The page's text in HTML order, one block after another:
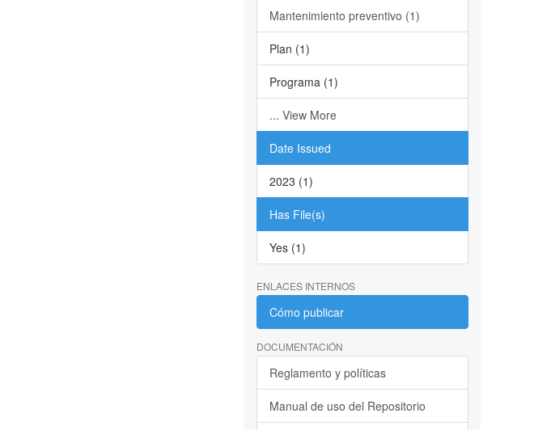
Mantenimiento preventivo (1)
Plan (1)
Programa (1)
... View More
Date Issued
2023 (1)
Has File(s)
Yes (1)
ENLACES INTERNOS
Cómo publicar
DOCUMENTACIÓN
Reglamento y políticas
Manual de uso del Repositorio